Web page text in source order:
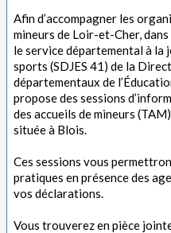
Afin d’accompagner les
mineurs de Loir-et-Cher,
le service départemental à la
sports (SDJES 41) de la
départementaux de
propose des sessions
des accueils de mineurs
située à Blois.
Ces sessions vous
pratiques en présence des
vos déclarations.
Vous trouverez en pièce